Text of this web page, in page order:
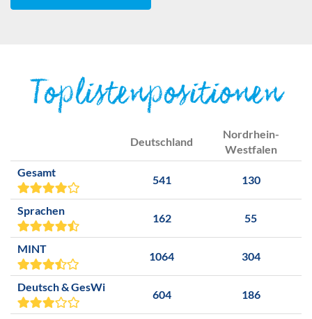
Toplistenpositionen
Deutschland
Nordrhein-
Westfalen
Gesamt
541 130
Sprachen
162 55
MINT
1064 304
Deutsch & GesWi
604 186